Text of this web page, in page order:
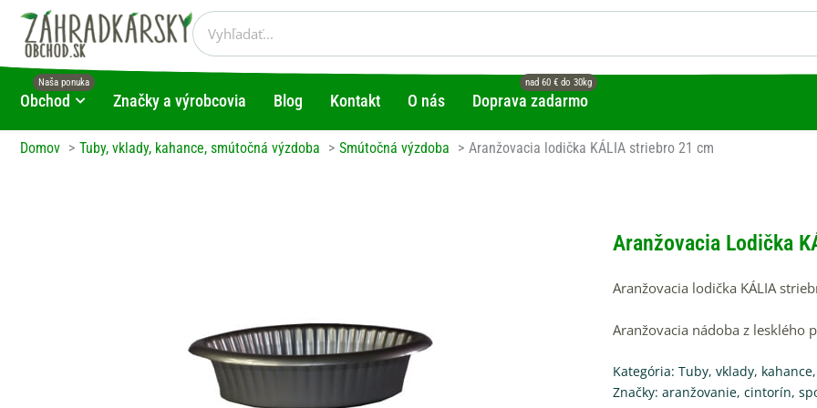
Preskočiť
obsah
Vyhľadať
Obchod Open ObchodZnačky a výrobcovia Blog Kontakt O nás Doprava zadarmo
Domov Tuby, vklady, kahance, smútočná výzdoba Smútočná výzdoba Aranžovacia lodička KÁLIA striebro 21 cm
Aranžovacia Lodička
Aranžovacia lodička KÁLIA
Aranžovacia nádoba z lesklého
Kategória: Tuby, vklady,
Značky: aranžovanie, cintorín,